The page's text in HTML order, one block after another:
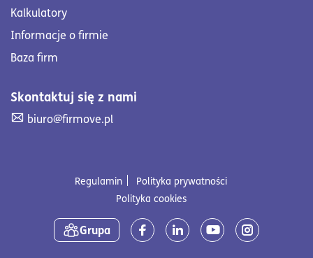
Kalkulatory
Informacje o firmie
Baza firm
Skontaktuj się z nami
Skontaktuj się z nami. Wyślij mail na adres
biuro@firmove.pl
Regulamin
Polityka prywatności
Polityka cookies
Media społecznościowe
Grupa